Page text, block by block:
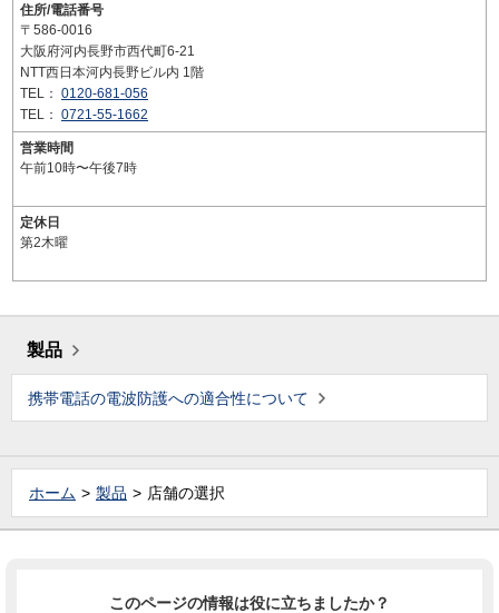
住所/電話番号
〒586-0016
大阪府河内長野市西代町6-21
NTT西日本河内長野ビル内 1階
TEL： 0120-681-056
TEL： 0721-55-1662
営業時間
午前10時〜午後7時
定休日
第2木曜
製品
携帯電話の電波防護への適合性について
ホーム 製品 店舗の選択
このページの情報は役に立ちましたか？